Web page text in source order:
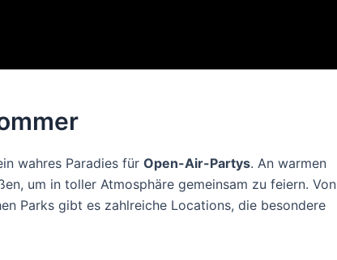
wahres Paradies für Open-Air-Partys. An warmen
um in toller Atmosphäre gemeinsam zu feiern. Von
Parks gibt es zahlreiche Locations, die besondere